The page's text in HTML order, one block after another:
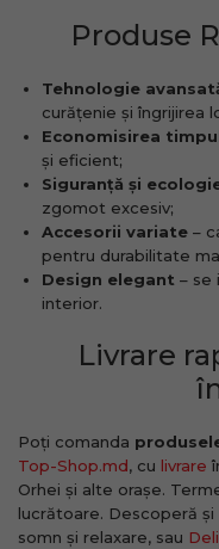
Produse
Tehnologie
curățenie și îngrijirea
Economisirea
și eficient;
Siguranță și
zgomot excesiv;
Accesorii variate –
pentru durabilitate
Design elegant – se
interior.
Livrare
Poți comanda
Top-Shop.md, cu livrare
Orhei și alte orașe.
lucrătoare. Descoperă și
somn și relaxare, sau